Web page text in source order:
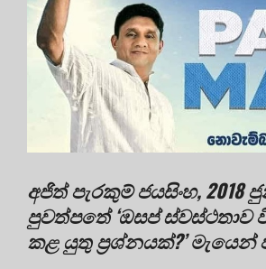
අජිත් පැරකුම් ජයසිංහ, 2018
පුවත්පතේ ‘ඔසප් ස්වස්ථතාව
කළ යුතු ප්‍රශ්නයක්?’ මැයෙන්